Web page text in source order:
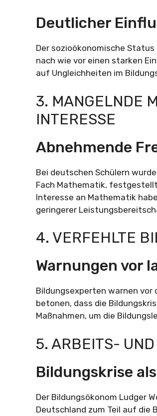
Deutlicher
Der sozioökonomische
nach wie vor einen starken
auf Ungleichheiten im
3. MANGELNDE
INTERESSE
Abnehmende
Bei deutschen Schülern
Fach Mathematik,
Interesse an Mathematik
geringerer
4. VERFEHLTE
Warnungen vor
Bildungsexperten warnen vor
betonen, dass die
Maßnahmen, um die
5. ARBEITS-
Bildungskrise
Der Bildungsökonom Ludger
Deutschland zum Teil auf die